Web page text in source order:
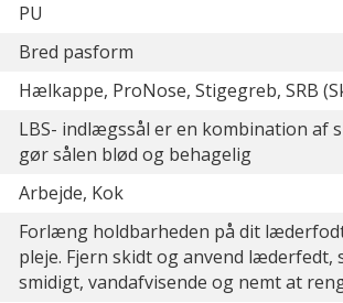
PU
Bred pasform
Hælkappe, ProNose, Stigegreb, SRB
LBS- indlægssål er en kombination af
gør sålen blød og behagelig
Arbejde, Kok
Forlæng holdbarheden på dit
pleje. Fjern skidt og anvend
smidigt, vandafvisende og nemt at